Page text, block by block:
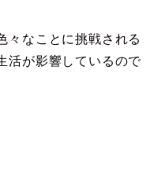
々なことに挑戦される
活が影響しているので